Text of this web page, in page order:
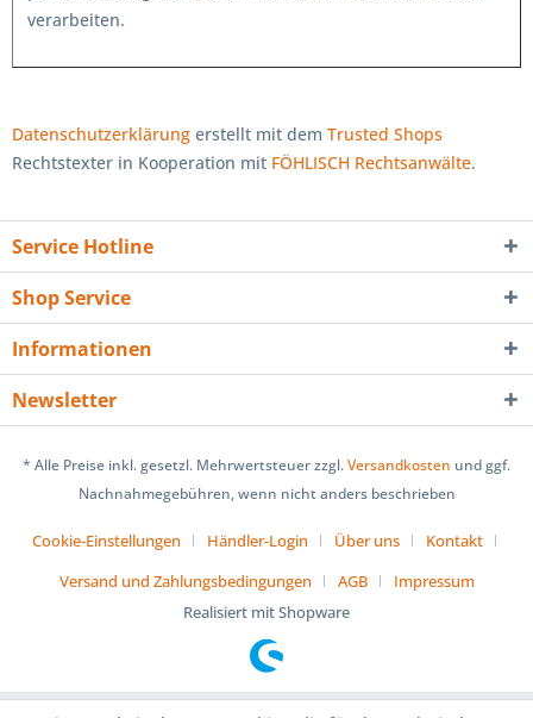
verarbeiten.
Datenschutzerklärung erstellt mit dem Trusted Shops
Rechtstexter in Kooperation mit FÖHLISCH Rechtsanwälte.
Service Hotline
Shop Service
Informationen
Newsletter
* Alle Preise inkl. gesetzl. Mehrwertsteuer zzgl.Versandkosten und ggf.
Nachnahmegebühren, wenn nicht anders beschrieben
Cookie-Einstellungen Händler-Login Über uns
Kontakt
Versand und Zahlungsbedingungen
AGB
Impressum
Realisiert mit Shopware